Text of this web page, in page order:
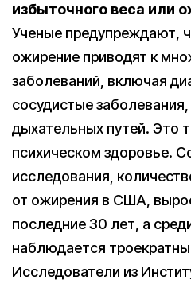
избыточного веса или
Ученые предупреждают,
ожирение приводят к
заболеваний, включая
сосудистые
дыхательных путей. Это
психическом здоровье.
исследования,
от ожирения в США,
последние 30 лет, а
наблюдается
Исследователи из